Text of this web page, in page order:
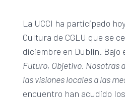
La UCCI ha participado
Cultura de CGLU que se
diciembre en Dublín. Bajo
Futuro, Objetivo. Nosotras
las visiones locales a las
encuentro han acudido